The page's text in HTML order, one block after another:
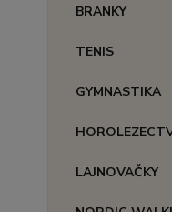
BRANKY
TENIS
GYMNASTIKA
LAJNOVAČKY